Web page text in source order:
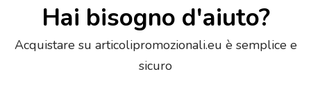
Hai bisogno d'aiuto?
Acquistare su articolipromozionali.eu è semplice e
sicuro